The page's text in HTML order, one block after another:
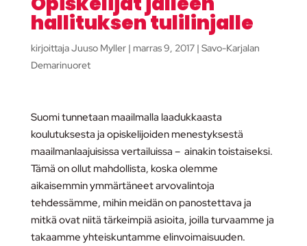
hallituksen tulilinjalle
kirjoittajaJuuso Myller| marras 9, 2017| Savo-Karjalan
Demarinuoret
Suomi tunnetaan maailmalla laadukkaasta
koulutuksesta ja opiskelijoiden menestyksestä
maailmanlaajuisissa vertailuissa – ainakin toistaiseksi.
Tämä on ollut mahdollista, koska olemme
aikaisemmin ymmärtäneet arvovalintoja
tehdessämme, mihin meidän on panostettava ja
mitkä ovat niitä tärkeimpiä asioita, joilla turvaamme ja
takaamme yhteiskuntamme elinvoimaisuuden.